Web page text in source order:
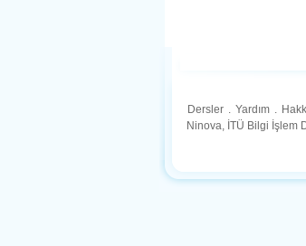
Dersler . Yardım .
Ninova, İTÜ Bilgi İşlem